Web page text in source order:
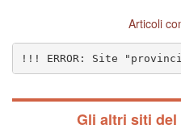
Articoli
!!! ERROR: Site
Gli altri siti